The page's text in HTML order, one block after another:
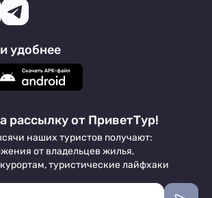
удобнее
рассылку от ПриветТур!
наших туристов получают:
от владельцев жилья,
туристические лайфхаки